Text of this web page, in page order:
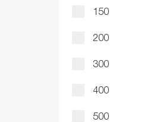
150
200
300
400
500